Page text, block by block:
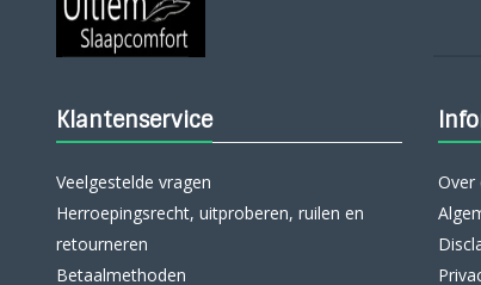
Klantenservice
Veelgestelde vragen
Herroepingsrecht, uitproberen, ruilen en
retourneren
Betaalmethoden
Over